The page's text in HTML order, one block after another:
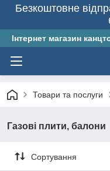
Безкоштовне
Інтернет магазин
Товари та послуги
Газові плити, балони
Сортування